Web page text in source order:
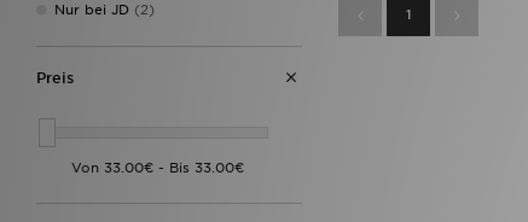
JUICY COUTURE
LEVI'S(1)
Nike
Pink Soda Sport (2)
Nur bei JD (2)
Preis
1